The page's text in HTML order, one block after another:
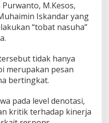
M.Kesos,
Iskandar yang
“tobat nasuha”
tidak hanya
merupakan pesan
bertingkat.
pada level denotasi,
kritik terhadap kinerja